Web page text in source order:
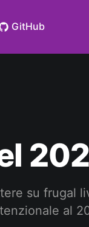
GitHub
su frugal
al